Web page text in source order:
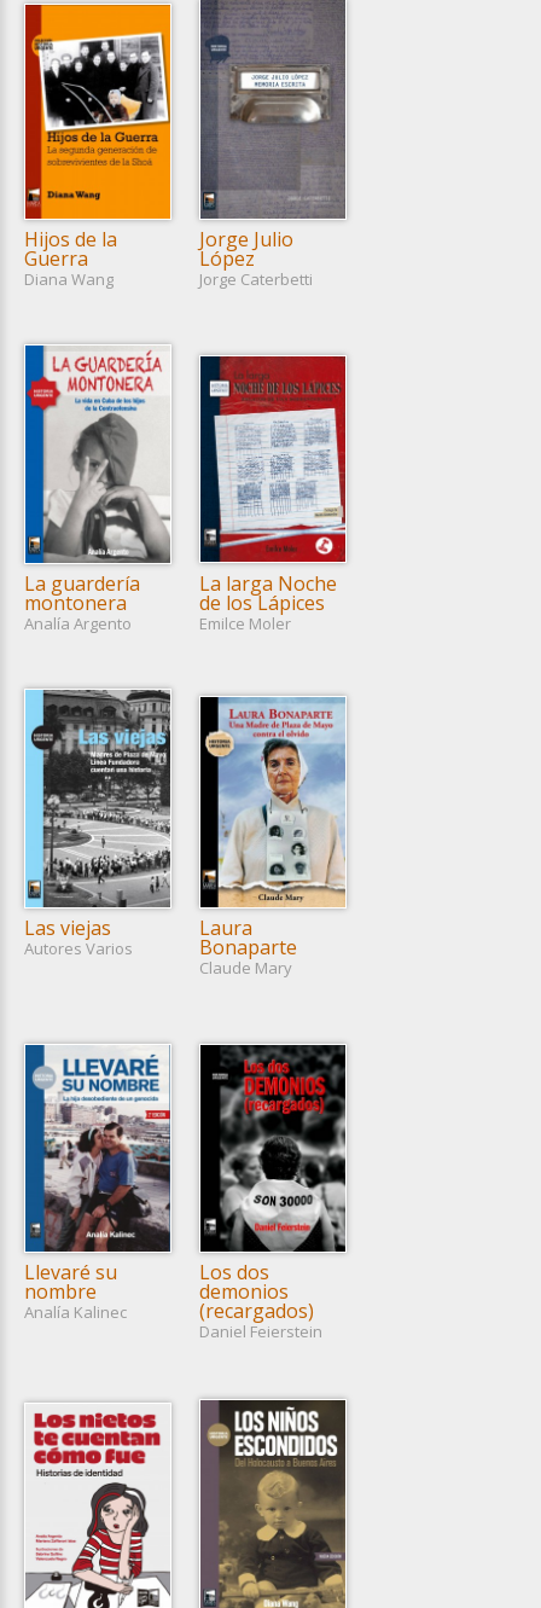
Hijos de la
Guerra
Diana Wang
Jorge Julio
López
Jorge Caterbetti
La guardería
montonera
Analía Argento
La larga Noche
de los Lápices
Emilce Moler
Las viejas
Autores Varios
Laura
Bonaparte
Claude Mary
Llevaré su
nombre
Analía Kalinec
Los dos
demonios
(recargados)
Daniel Feierstein